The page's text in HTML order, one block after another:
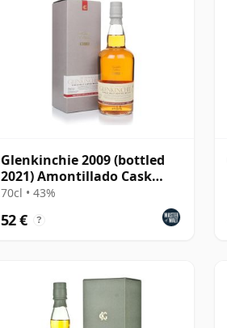
Glenkinchie 2009 (bottled
2021) Amontillado Cask
Finish - Distillers E
70cl • 43%
52 € ?